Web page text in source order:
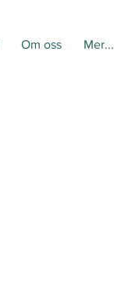
Om oss Mer...